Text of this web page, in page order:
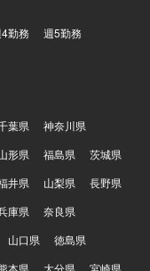
勤務 週5勤務
葉県
神奈川県
形県 福島県
茨城県
井県 山梨県
長野県
庫県
奈良県
山口県
徳島県
本県 大分県 宮崎県